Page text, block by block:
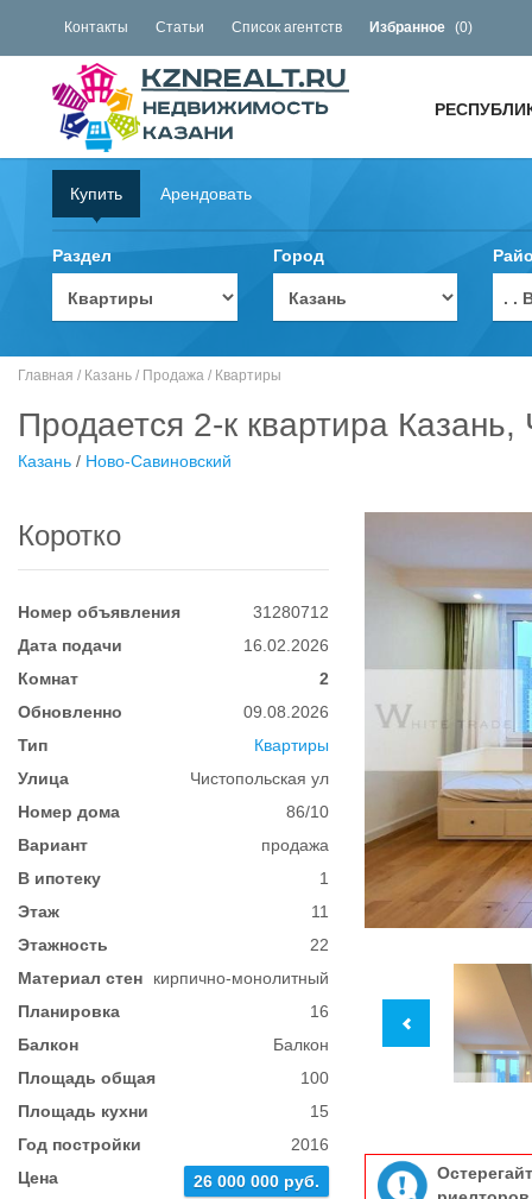
Контакты Статьи Список агентств Избранное (0)
Купить Арендовать
Раздел Город
. .
Главная / Казань / Продажа / Квартиры
Продается 2-к квартира
Казань / Ново-Савиновский
Коротко
Номер объявления
31280712
Дата подачи
16.02.2026
Комнат
2
Обновленно
09.08.2026
Тип
Квартиры
Улица
Чистопольская ул
Номер дома
86/10
Вариант
продажа
В ипотеку
1
Этаж
11
Этажность
22
Материал стен
кирпично-монолитный
Планировка
16
Балкон
Балкон
Площадь общая
100
Площадь кухни
15
Год постройки
2016
Цена
26 000 000 руб.